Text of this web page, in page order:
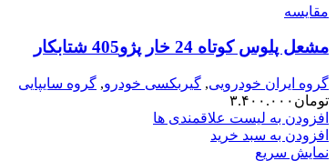
مقایسه
مشعل پلوس کوتاه 24 خار پژو405 شتابکار
گروه ایران خودرویی, گیربکسی خودرو, گروه سایپایی
تومان ۳.۴۰۰.۰۰۰
افزودن به لیست علاقمندی ها
افزودن به سبد خرید
نمایش سریع